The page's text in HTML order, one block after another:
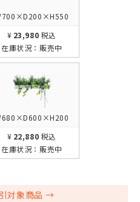
¥23,980 税込
在庫状況： 販売中
¥22,880 税込
在庫状況： 販売中
対象商品